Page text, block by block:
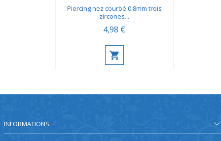
Piercing nez courbé 0.8mm trois
zircones...
4,98 €
INFORMATIONS